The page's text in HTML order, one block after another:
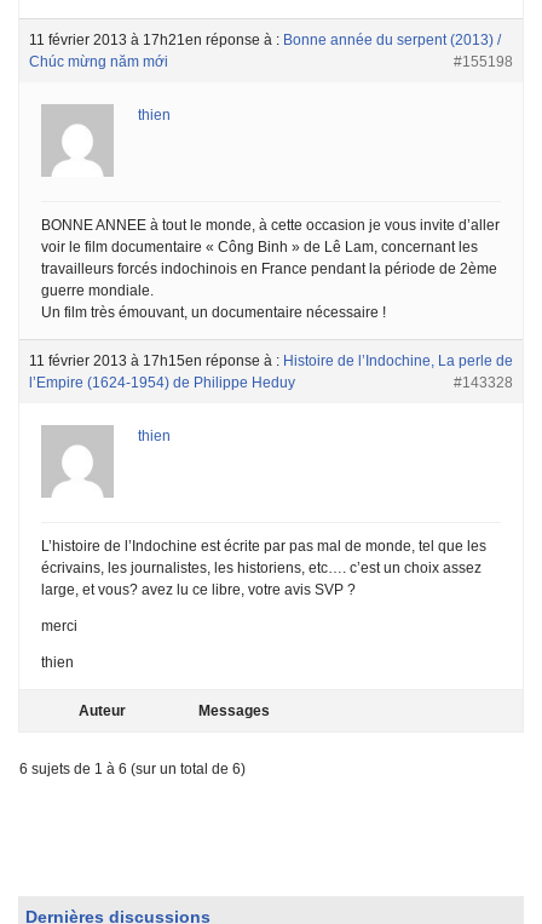
11 février 2013 à 17h21 en réponse à : Bonne année du serpent (2013) /
Chúc mừng năm mới
#155198
thien
BONNE ANNEE à tout le monde, à cette occasion je vous invite d’aller
voir le film documentaire « Công Binh » de Lê Lam, concernant les
travailleurs forcés indochinois en France pendant la période de 2ème
guerre mondiale.
Un film très émouvant, un documentaire nécessaire !
11 février 2013 à 17h15en réponse à : Histoire de l’Indochine, La perle de
l’Empire (1624-1954) de Philippe Heduy
#143328
thien
L’histoire de l’Indochine est écrite par pas mal de monde, tel que les
écrivains, les journalistes, les historiens, etc…. c’est un choix assez
large, et vous? avez lu ce libre, votre avis SVP ?
merci
thien
Auteur Messages
6 sujets de 1 à 6 (sur un total de 6)
Dernières discussions